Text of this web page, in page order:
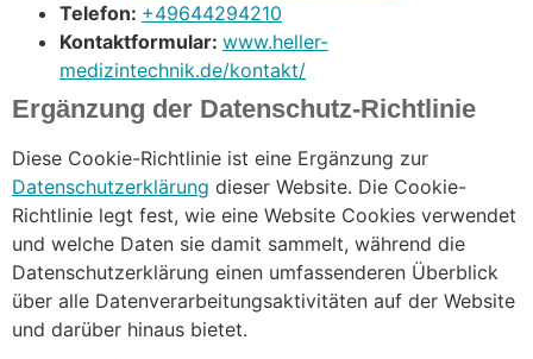
Telefon: +49644294210
Kontaktformular: www.heller-
medizintechnik.de/kontakt/
Ergänzung der Datenschutz-Richtlinie
Diese Cookie-Richtlinie ist eine Ergänzung zur
Datenschutzerklärung dieser Website. Die Cookie-
Richtlinie legt fest, wie eine Website Cookies verwendet
und welche Daten sie damit sammelt, während die
Datenschutzerklärung einen umfassenderen Überblick
über alle Datenverarbeitungsaktivitäten auf der Website
und darüber hinaus bietet.